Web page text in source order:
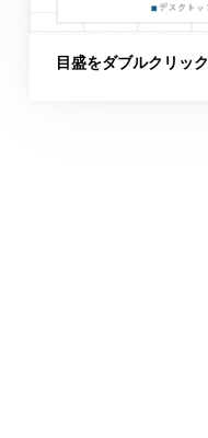
目盛をダブルクリック